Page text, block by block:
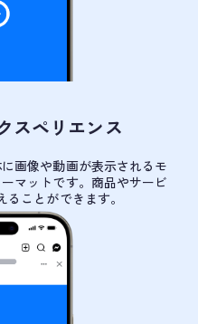
スペリエンス
画像や動画が表示されるモ
マットです。商品やサービ
ことができます。